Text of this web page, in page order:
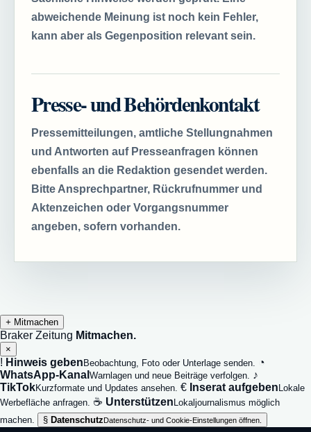
abweichende Meinung ist noch kein Fehler,
kann aber als Gegenposition relevant sein.
Presse- und Behördenkontakt
Pressemitteilungen, amtliche Stellungnahmen
und Antworten auf Presseanfragen können
ebenfalls an die Redaktion gesendet werden.
Bitte Ansprechpartner, Rückrufnummer und
Aktenzeichen oder Vorgangsnummer
angeben, sofern vorhanden.
+ Mitmachen
Braker Zeitung Mitmachen.
×
! Hinweis geben Beobachtung, Foto oder Unterlage senden. ◔
WhatsApp-Kanal Warnlagen und neue Beiträge verfolgen. ♪
TikTokKurzformate und Updates ansehen. € Inserat aufgeben Lokale
Werbefläche anfragen. ☕ Unterstützen Lokaljournalismus möglich
machen.
§ DatenschutzDatenschutz- und Cookie-Einstellungen öffnen.